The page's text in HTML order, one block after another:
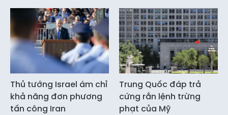
Thủ tướng Israel ám chỉ
khả năng đơn phương
tấn công Iran
Trung Quốc đáp trả
cứng rắn lệnh trừng
phạt của Mỹ